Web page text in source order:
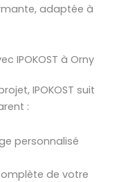
adaptée à
IPOKOST à Orny
IPOKOST suit
:
personnalisé
de votre